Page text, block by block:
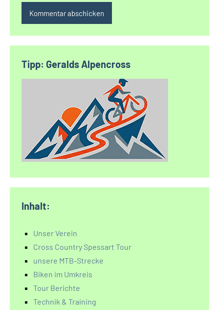
Tipp: Geralds Alpencross
Inhalt:
Unser Verein
Cross Country Spessart Tour
unsere MTB-Strecke
Biken im Umkreis
Tour Berichte
Technik & Training